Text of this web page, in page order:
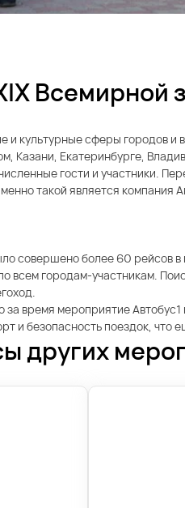
и культурные сферы городов
Казани, Екатеринбурге,
гости и участники.
такой является компания
совершено более 60 рейсов
всем городам-участникам.
время мероприятие
и безопасность поездок,
других